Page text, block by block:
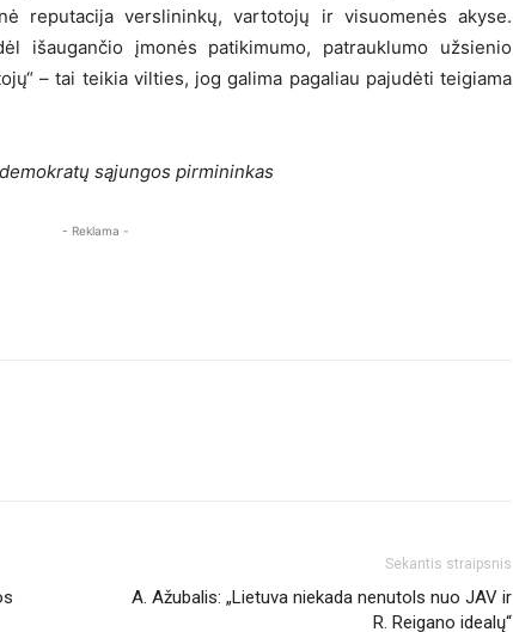
reputacija verslininkų, vartotojų ir visuomenės akyse.
išaugančio įmonės patikimumo, patrauklumo užsienio
– tai teikia vilties, jog galima pagaliau pajudėti teigiama
sąjungos pirmininkas
- Reklama -
Sekantis straipsnis
A. Ažubalis: „Lietuva niekada nenutols nuo JAV ir
R. Reigano idealų“